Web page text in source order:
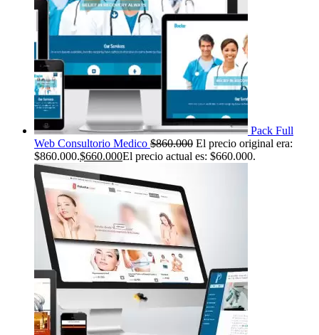
Pack Full
Web Consultorio Medico $860.000 El precio original era:
$860.000.$660.000El precio actual es: $660.000.